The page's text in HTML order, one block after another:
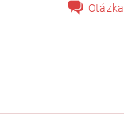
Otázka